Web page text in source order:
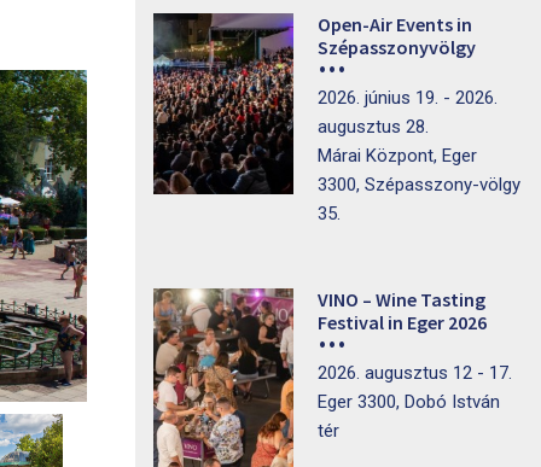
Open-Air Events in
Szépasszonyvölgy
2026. június 19. - 2026.
augusztus 28.
Márai Központ, Eger
3300, Szépasszony-völgy
35.
VINO – Wine Tasting
Festival in Eger 2026
2026. augusztus 12 - 17.
Eger 3300, Dobó István
tér